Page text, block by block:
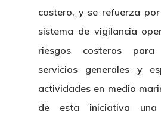
costero, y se refuerza
sistema de vigilancia
riesgos costeros
servicios generales y
actividades en medio
de esta iniciativa una